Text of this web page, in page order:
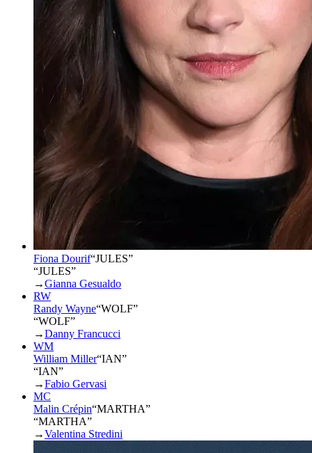
Fiona Dourif“JULES”
“JULES”
→Gianna Gesualdo
RW
Randy Wayne“WOLF”
“WOLF”
→Danny Francucci
WM
William Miller“IAN”
“IAN”
→Fabio Gervasi
MC
Malin Crépin“MARTHA”
“MARTHA”
→Valentina Stredini